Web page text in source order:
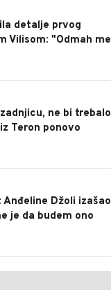
detalje prvog
Vilisom: "Odmah me
ne bi trebalo
Teron ponovo
Džoli izašao
je da budem ono